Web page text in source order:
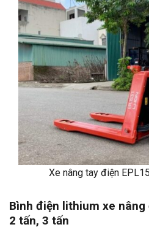
Xe nâng tay điện
Bình điện lithium xe nâng
2 tấn, 3 tấn